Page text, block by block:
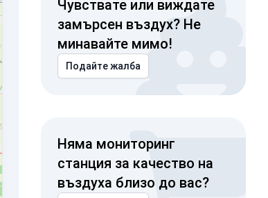
Чувствате или виждате
замърсен въздух? Не
минавайте мимо!
Подайте жалба
Няма мониторинг
станция за качество на
въздуха близо до вас?